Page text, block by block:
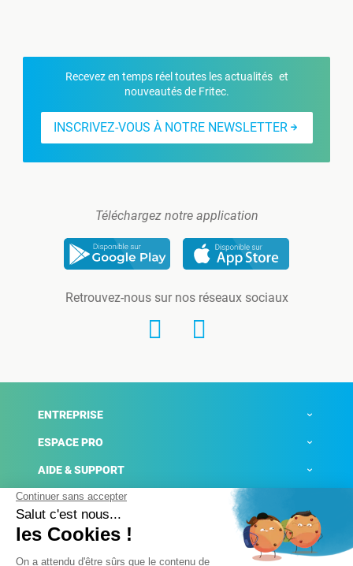
Recevez en temps réel toutes les actualités et
nouveautés de Fritec.
INSCRIVEZ-VOUS À NOTRE NEWSLETTER
Téléchargez notre application
Retrouvez-nous sur nos réseaux sociaux
ENTREPRISE
ESPACE PRO
AIDE & SUPPORT
ACTUALITÉS